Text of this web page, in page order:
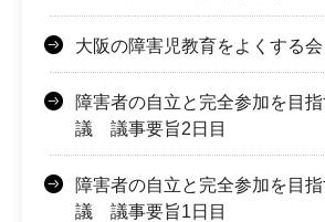
大阪の障害児教育をよくする
障害者の自立と完全参加を目
議 議事要旨2日目
障害者の自立と完全参加を目
議 議事要旨1日目